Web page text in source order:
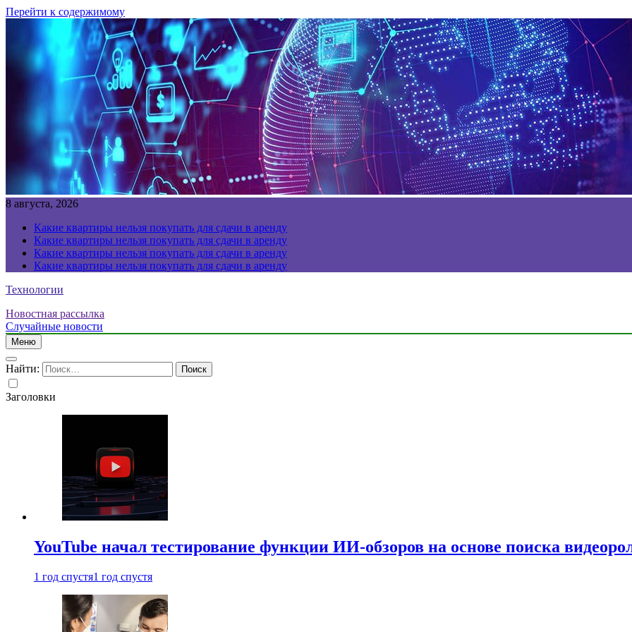
Перейти к содержимому
8 августа, 2026
Какие квартиры нельзя покупать для сдачи в аренду
Какие квартиры нельзя покупать для сдачи в аренду
Какие квартиры нельзя покупать для сдачи в аренду
Какие квартиры нельзя покупать для сдачи в аренду
Технологии
Новостная рассылка
Случайные новости
Меню
Найти:
Заголовки
YouTube начал тестирование функции ИИ-обзоров на основе поиска
1 год спустя1 год спустя